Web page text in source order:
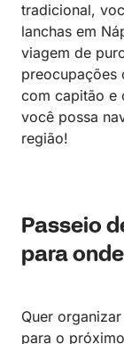
tradicional,
lanchas em
viagem de
preocupações
com capitão e
você possa
região!
Passeio
para
Quer
para o